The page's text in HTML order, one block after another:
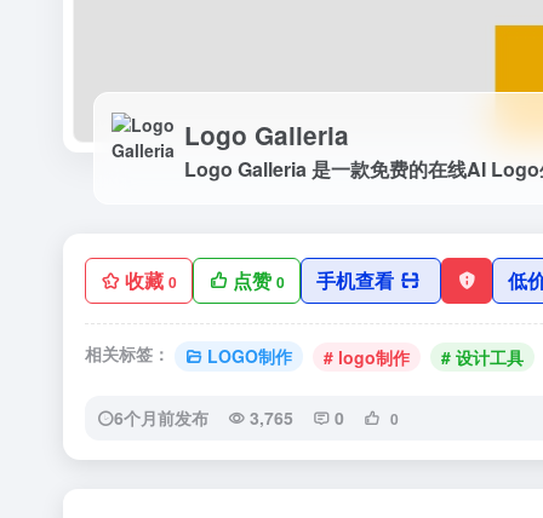
Logo Galleria
收藏 0 点赞0 手机查看 低
相关标签： LOGO制作 # logo制作 # 设计工具
6个月前发布 3,765 0 0